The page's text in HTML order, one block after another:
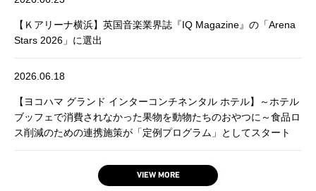
【Ｋアリーナ横浜】英国音楽業界誌『IQ Magazine』の「Arena
Stars 2026」に選出
2026.06.18
【ヨコハマ グランド インターコンチネンタル ホテル】～ホテル
ブッフェで消費されなかった果物を動物たちのおやつに～食品ロ
ス削減のための連携施策が「定例プログラム」としてスタート
VIEW MORE